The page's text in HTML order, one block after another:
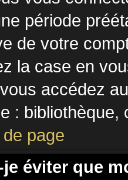
période
de votre
la case en
accédez
:
page
éviter que